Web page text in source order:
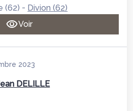
(62) - Divion (62)
Voir
2023
DELILLE